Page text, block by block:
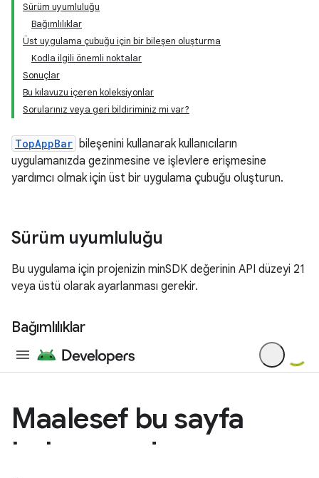
Sürüm uyumluluğu
Bağımlılıklar
Üst uygulama çubuğu için bir bileşen oluşturma
Kodla ilgili önemli noktalar
Sonuçlar
Bu kılavuzu içeren koleksiyonlar
Sorularınız veya geri bildiriminiz mi var?
TopAppBar bileşenini kullanarak kullanıcıların
uygulamanızda gezinmesine ve işlevlere erişmesine
yardımcı olmak için üst bir uygulama çubuğu oluşturun.
Sürüm uyumluluğu
Bu uygulama için projenizin minSDK değerinin API düzeyi 21
veya üstü olarak ayarlanması gerekir.
Bağımlılıklar